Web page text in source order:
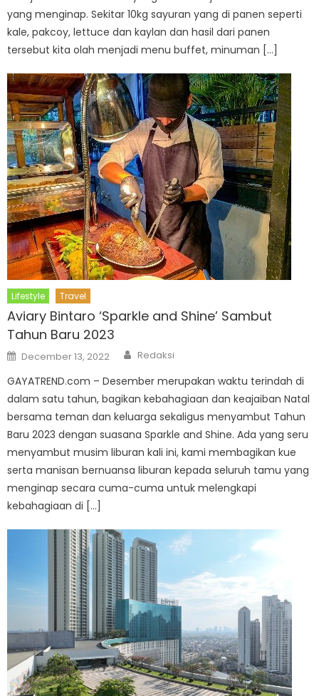
yang menginap. Sekitar 10kg sayuran yang di panen seperti
kale, pakcoy, lettuce dan kaylan dan hasil dari panen
tersebut kita olah menjadi menu buffet, minuman […]
Lifestyle Travel
Aviary Bintaro ‘Sparkle and Shine’ Sambut
Tahun Baru 2023
Posted
on
December 13, 2022 Author
Redaksi
GAYATREND.com – Desember merupakan waktu terindah di
dalam satu tahun, bagikan kebahagiaan dan keajaiban Natal
bersama teman dan keluarga sekaligus menyambut Tahun
Baru 2023 dengan suasana Sparkle and Shine. Ada yang seru
menyambut musim liburan kali ini, kami membagikan kue
serta manisan bernuansa liburan kepada seluruh tamu yang
menginap secara cuma-cuma untuk melengkapi
kebahagiaan di […]